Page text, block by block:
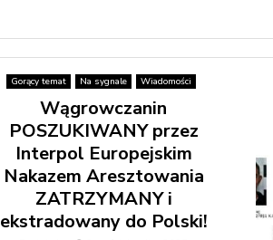
Gorący temat Na sygnale Wiadomości
Wągrowczanin
POSZUKIWANY przez
Interpol Europejskim
Nakazem Aresztowania
ZATRZYMANY i
ekstradowany do Polski!